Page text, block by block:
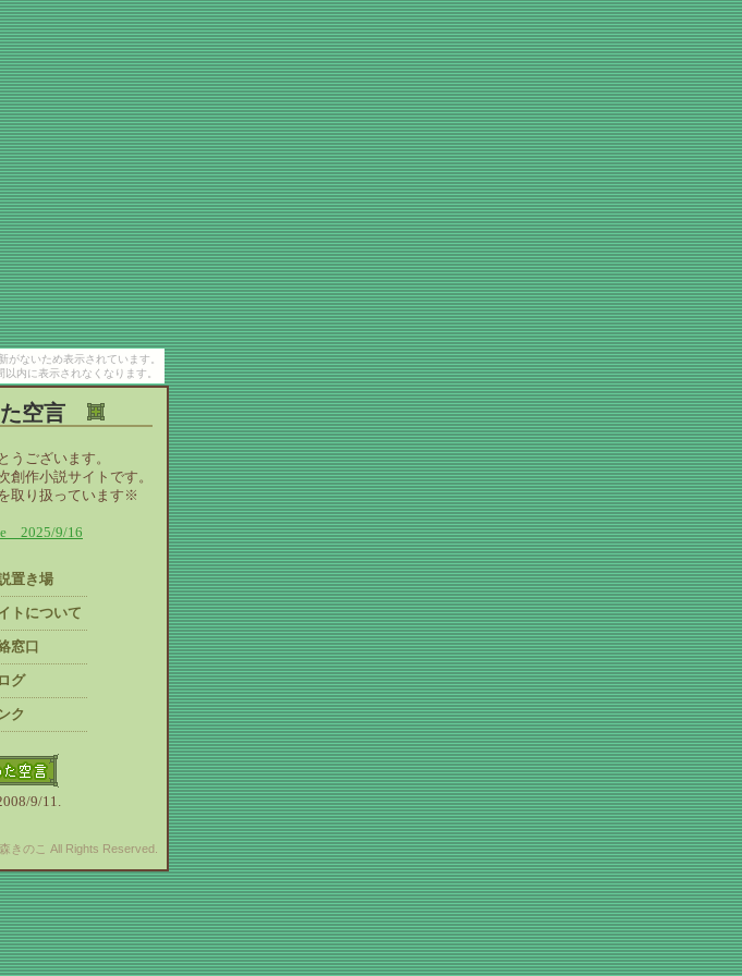
がないため表示されています。
内に表示されなくなります。
空言
うございます。
創作小説サイトです。
取り扱っています※
2025/9/16
置き場
トについて
窓口
グ
ク
9/11.
きのこ All Rights Reserved.